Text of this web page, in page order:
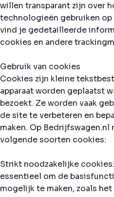
willen transparant zijn over
technologieën gebruiken
vind je gedetailleerde
cookies en andere
Gebruik van cookies
Cookies zijn kleine
apparaat worden geplaatst
bezoekt. Ze worden vaak
de site te verbeteren en
maken. Op Bedrijfswagen.nl
volgende soorten cookies:
Strikt noodzakelijke
essentieel om de
mogelijk te maken, zoals